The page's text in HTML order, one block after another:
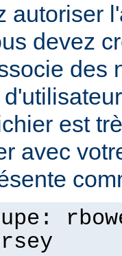
autoriser
devez
des
est
avec